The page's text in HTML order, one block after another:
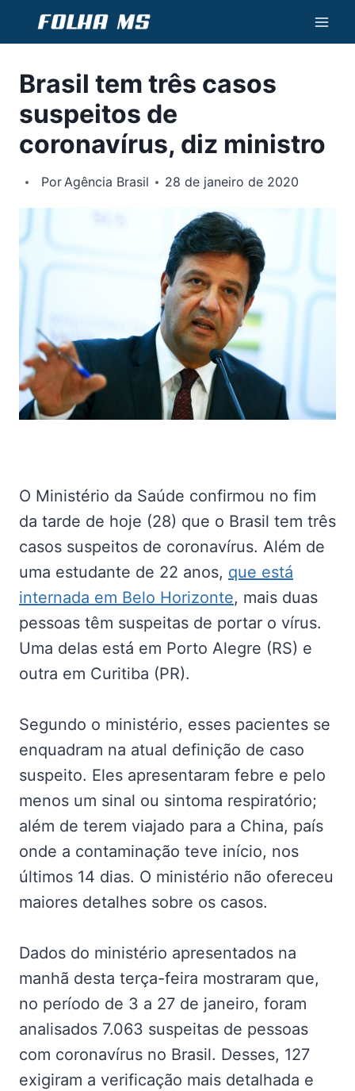
Conteúdo
Brasil tem três casos
suspeitos de
coronavírus, diz ministro
PorAgência Brasil 28 de janeiro de 2020
O Ministério da Saúde confirmou no fim
da tarde de hoje (28) que o Brasil tem três
casos suspeitos de coronavírus. Além de
uma estudante de 22 anos, que está
internada em Belo Horizonte, mais duas
pessoas têm suspeitas de portar o vírus.
Uma delas está em Porto Alegre (RS) e
outra em Curitiba (PR).
Segundo o ministério, esses pacientes se
enquadram na atual definição de caso
suspeito. Eles apresentaram febre e pelo
menos um sinal ou sintoma respiratório;
além de terem viajado para a China, país
onde a contaminação teve início, nos
últimos 14 dias. O ministério não ofereceu
maiores detalhes sobre os casos.
Dados do ministério apresentados na
manhã desta terça-feira mostraram que,
no período de 3 a 27 de janeiro, foram
analisados 7.063 suspeitas de pessoas
com coronavírus no Brasil. Desses, 127
exigiram a verificação mais detalhada e